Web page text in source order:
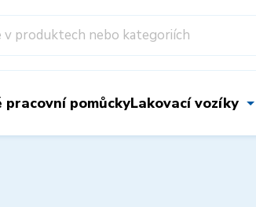
pracovní pomůckyLakovací vozíky